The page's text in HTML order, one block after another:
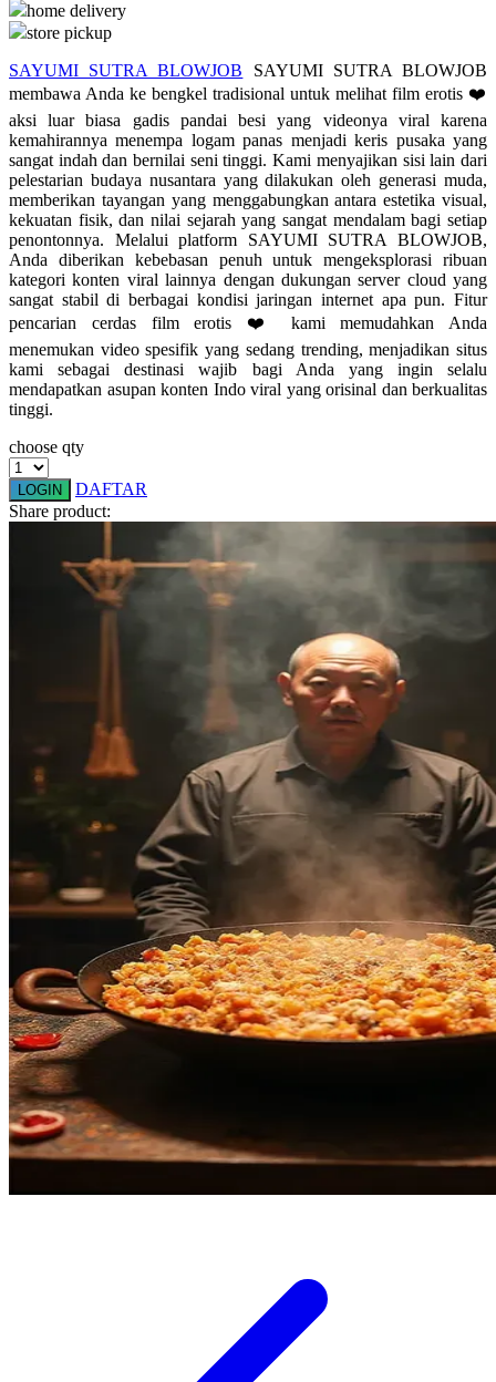
R
Red Castle
Ribbon Madness
S
Sebamed
Silver Cross
Simply Idea
Skip Hop
Spectra
Stick-O
Stokke
Sudocrem
Sumimo
Tommee Tippee
Trunki
Tutti Bambini
Twistshake
TY Toys
U
Veja
Vitaflow
home delivery
store pickup
SAYUMI SUTRA BLOWJOB SAYUMI SUTRA BLOWJOB
membawa Anda ke bengkel tradisional untuk melihat film erotis ❤️
aksi luar biasa gadis pandai besi yang videonya viral karena
kemahirannya menempa logam panas menjadi keris pusaka yang
sangat indah dan bernilai seni tinggi. Kami menyajikan sisi lain dari
pelestarian budaya nusantara yang dilakukan oleh generasi muda,
memberikan tayangan yang menggabungkan antara estetika visual,
kekuatan fisik, dan nilai sejarah yang sangat mendalam bagi setiap
penontonnya. Melalui platform SAYUMI SUTRA BLOWJOB,
Anda diberikan kebebasan penuh untuk mengeksplorasi ribuan
kategori konten viral lainnya dengan dukungan server cloud yang
sangat stabil di berbagai kondisi jaringan internet apa pun. Fitur
pencarian cerdas film erotis ❤️ kami memudahkan Anda
menemukan video spesifik yang sedang trending, menjadikan situs
kami sebagai destinasi wajib bagi Anda yang ingin selalu
mendapatkan asupan konten Indo viral yang orisinal dan berkualitas
tinggi.
choose qty
LOGIN
DAFTAR
Share product: